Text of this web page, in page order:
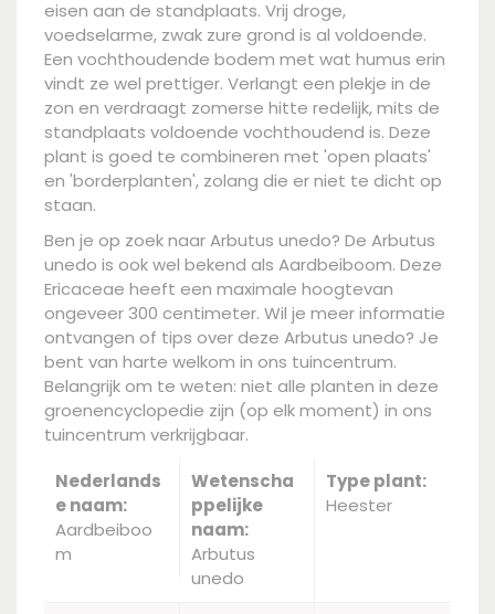
eisen aan de standplaats. Vrij droge,
voedselarme, zwak zure grond is al voldoende.
Een vochthoudende bodem met wat humus erin
vindt ze wel prettiger. Verlangt een plekje in de
zon en verdraagt zomerse hitte redelijk, mits de
standplaats voldoende vochthoudend is. Deze
plant is goed te combineren met 'open plaats'
en 'borderplanten', zolang die er niet te dicht op
staan.
Ben je op zoek naar Arbutus unedo? De Arbutus
unedo is ook wel bekend als Aardbeiboom. Deze
Ericaceae heeft een maximale hoogtevan
ongeveer 300 centimeter. Wil je meer informatie
ontvangen of tips over deze Arbutus unedo? Je
bent van harte welkom in ons tuincentrum.
Belangrijk om te weten: niet alle planten in deze
groenencyclopedie zijn (op elk moment) in ons
tuincentrum verkrijgbaar.
Nederlands
e naam:
Aardbeiboo
m
Wetenscha
ppelijke
naam:
Arbutus
unedo
Type plant:
Heester